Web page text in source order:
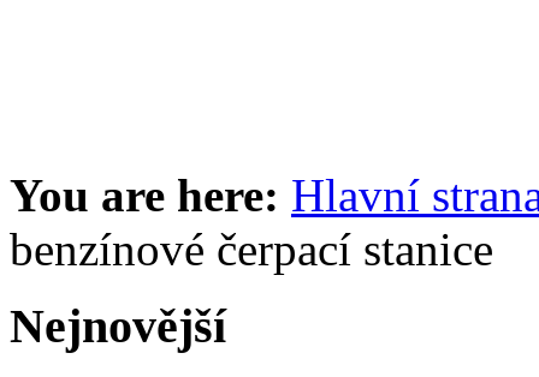
You are here: Hlavní
benzínové čerpací stanice
Nejnovější